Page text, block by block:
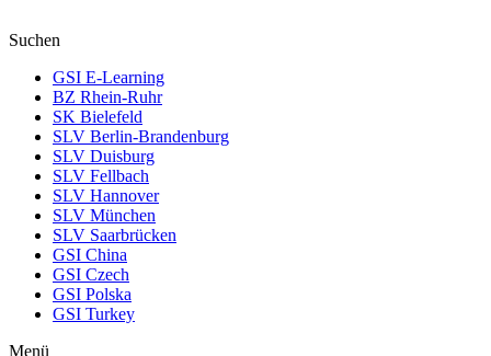
Suchen
GSI E-Learning
BZ Rhein-Ruhr
SK Bielefeld
SLV Berlin-Brandenburg
SLV Duisburg
SLV Fellbach
SLV Hannover
SLV München
SLV Saarbrücken
GSI China
GSI Czech
GSI Polska
GSI Turkey
Menü